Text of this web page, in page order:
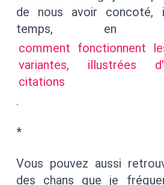
de nous avoir concoté,
temps, en
comment fonctionnent
variantes, illustrées
citations
.
*
Vous pouvez aussi
des chans que je